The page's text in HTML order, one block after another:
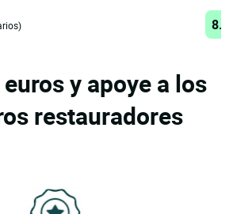
y apoye a los
restauradores